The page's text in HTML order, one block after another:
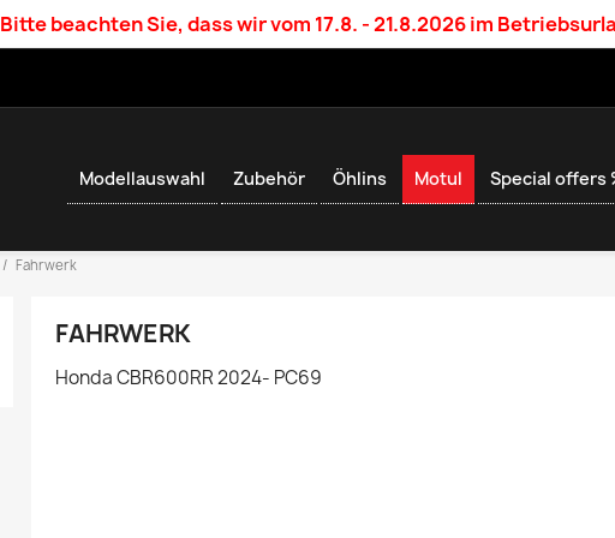
Bitte beachten Sie, dass wir vom 17.8. - 21.8.2026 im
Modellauswahl Zubehör Öhlins Motul Special offers
Fahrwerk
FAHRWERK
Honda CBR600RR 2024- PC69